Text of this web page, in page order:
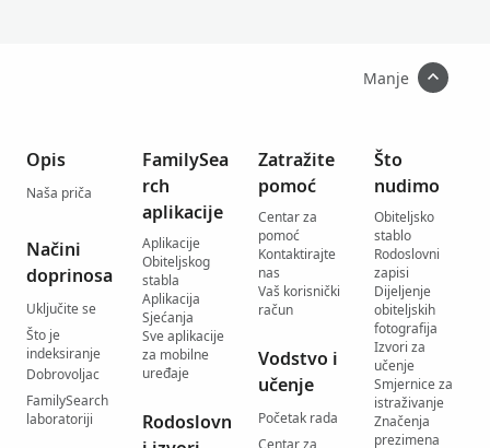
Manje
Opis
Naša priča
Načini
doprinosa
Uključite se
Što je
indeksiranje
Dobrovoljac
FamilySearch
laboratoriji
FamilySea
rch
aplikacije
Aplikacije
Obiteljskog
stabla
Aplikacija
Sjećanja
Sve aplikacije
za mobilne
uređaje
Rodoslovn
Zatražite
pomoć
Centar za
pomoć
Kontaktirajte
nas
Vaš korisnički
račun
Vodstvo i
učenje
Početak rada
Centar za
Što
nudimo
Obiteljsko
stablo
Rodoslovni
zapisi
Dijeljenje
obiteljskih
fotografija
Izvori za
učenje
Smjernice za
istraživanje
Značenja
prezimena